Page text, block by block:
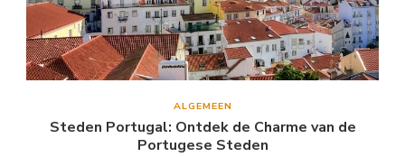
ALGEMEEN
Steden Portugal: Ontdek de Charme van de
Portugese Steden